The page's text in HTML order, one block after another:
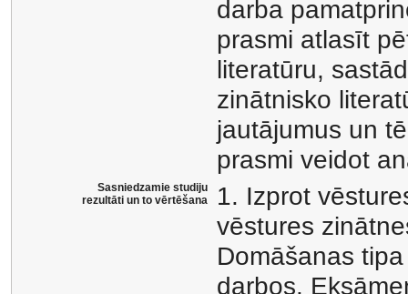
darba
prasmi atlasīt
literatūru,
zinātnisko
jautājumus un
prasmi veidot
Sasniedzamie studiju
rezultāti un to vērtēšana
1. Izprot
vēstures
Domāšanas
darbos.